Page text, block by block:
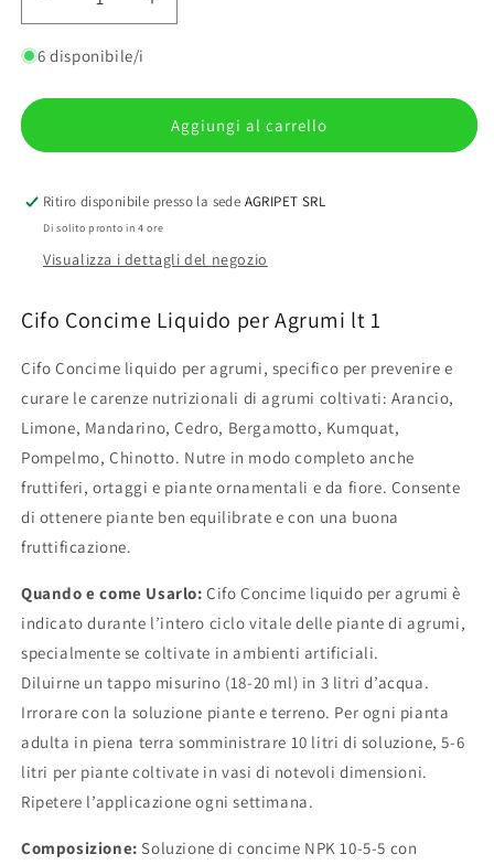
Diminuisci
quantità
per
Concime
per
lt
Aumenta
quantità
Concime
Liquido
per
lt
1
6 disponibile/i
Aggiungi al carrello
Ritiro disponibile presso la sede AGRIPET SRL
Di solito pronto in 4 ore
Visualizza i dettagli del negozio
Cifo Concime Liquido per Agrumi lt 1
Cifo Concime liquido per agrumi, specifico per prevenire e
curare le carenze nutrizionali di agrumi coltivati: Arancio,
Limone, Mandarino, Cedro, Bergamotto, Kumquat,
Pompelmo, Chinotto. Nutre in modo completo anche
fruttiferi, ortaggi e piante ornamentali e da fiore. Consente
di ottenere piante ben equilibrate e con una buona
fruttificazione.
Quando e come Usarlo: Cifo Concime liquido per agrumi è
indicato durante l’intero ciclo vitale delle piante di agrumi,
specialmente se coltivate in ambienti artificiali.
Diluirne un tappo misurino (18-20 ml) in 3 litri d’acqua.
Irrorare con la soluzione piante e terreno. Per ogni pianta
adulta in piena terra somministrare 10 litri di soluzione, 5-6
litri per piante coltivate in vasi di notevoli dimensioni.
Ripetere l’applicazione ogni settimana.
Composizione: Soluzione di concime NPK 10-5-5 con